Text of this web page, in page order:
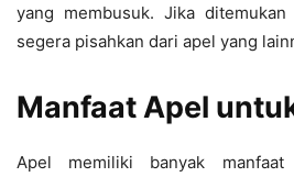
yang membusuk. Jika
segera pisahkan dari apel yang
Manfaat Apel
Apel memiliki banyak